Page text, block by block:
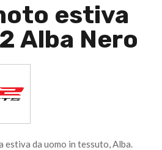
estiva
Alba Nero
estiva da uomo in tessuto, Alba.